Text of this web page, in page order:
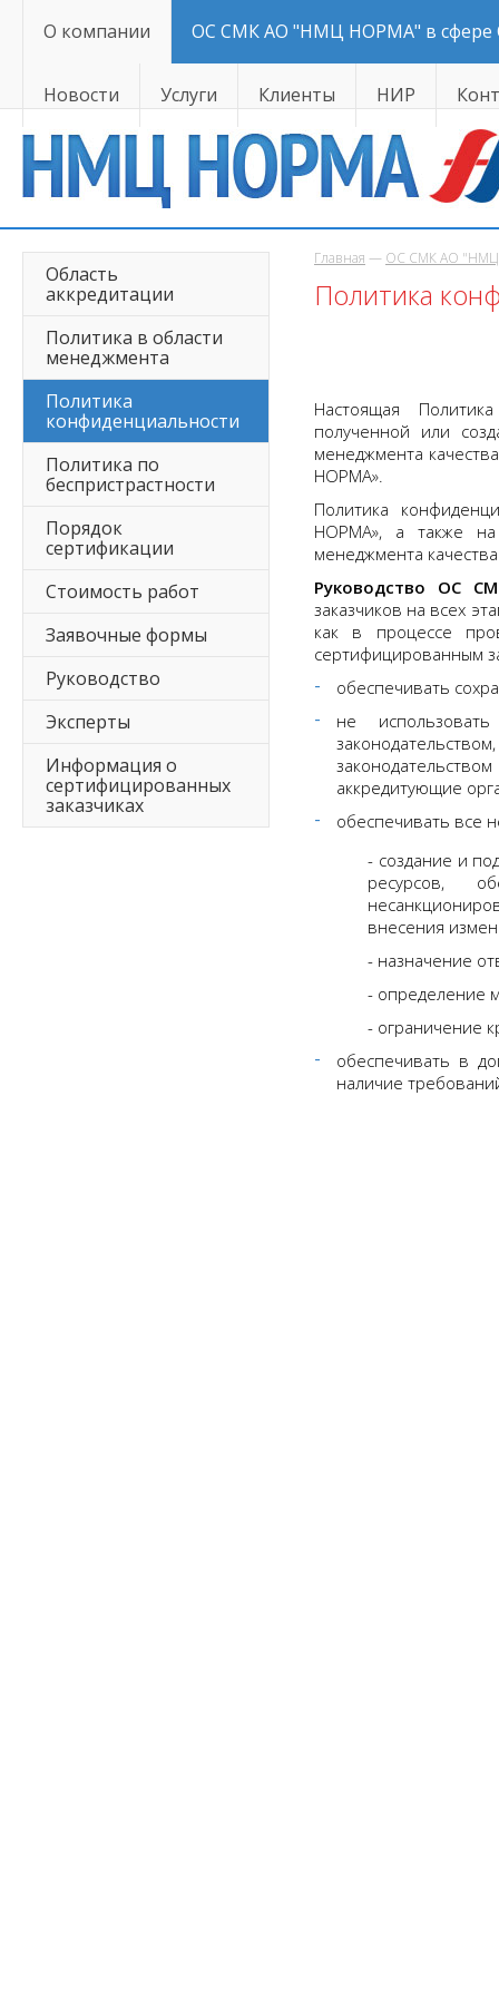
О компании ОС СМК АО "НМЦ НОРМА" в сфере
Новости Услуги Клиенты НИР
Область
аккредитации
Политика в области
менеджмента
Политика
конфиденциальности
Политика по
беспристрастности
Порядок
сертификации
Стоимость работ
Заявочные формы
Руководство
Эксперты
Информация о
сертифицированных
заказчиках
Главная — ОС СМК АО "НМЦ
Политика
Настоящая
полученной или
менеджмента
НОРМА».
Политика
НОРМА», а также на
менеджмента
Руководство ОС
заказчиков на всех
как в процессе
сертифицированным
обеспечивать
не
аккредитующие
обеспечивать все
- создание и
ресурсов,
внесения
- назначение
- определение
- ограничение
обеспечивать в
наличие